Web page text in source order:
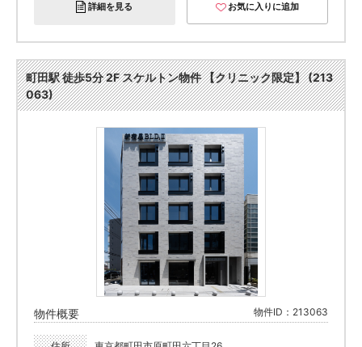
詳細を見る お気に入りに追加
町田駅 徒歩5分 2F スケルトン物件 【クリニック限定】 (213
063)
物件概要 物件ID：213063